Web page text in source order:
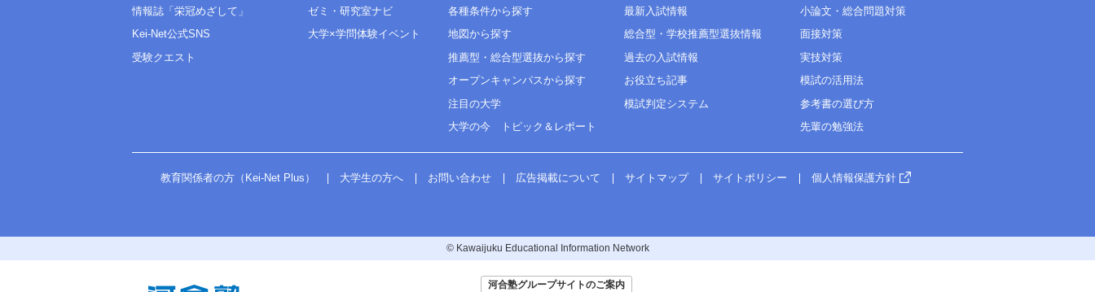
情報誌「栄冠めざして」
Kei-Net公式SNS
受験クエスト
ゼミ・研究室ナビ
大学×学問体験イベント
各種条件から探す
地図から探す
推薦型・総合型選抜から探す
オープンキャンパスから探す
注目の大学
大学の今 トピック＆レポート
最新入試情報
総合型・学校推薦型選抜情報
過去の入試情報
お役立ち記事
模試判定システム
小論文・総合問題対策
面接対策
実技対策
模試の活用法
参考書の選び方
先輩の勉強法
教育関係者の方（Kei-Net Plus） 大学生の方へ お問い合わせ 広告掲載について サイトマップ サイトポリシー 個人情報保護方針
© Kawaijuku Educational Information Network
河合塾グループサイトのご案内